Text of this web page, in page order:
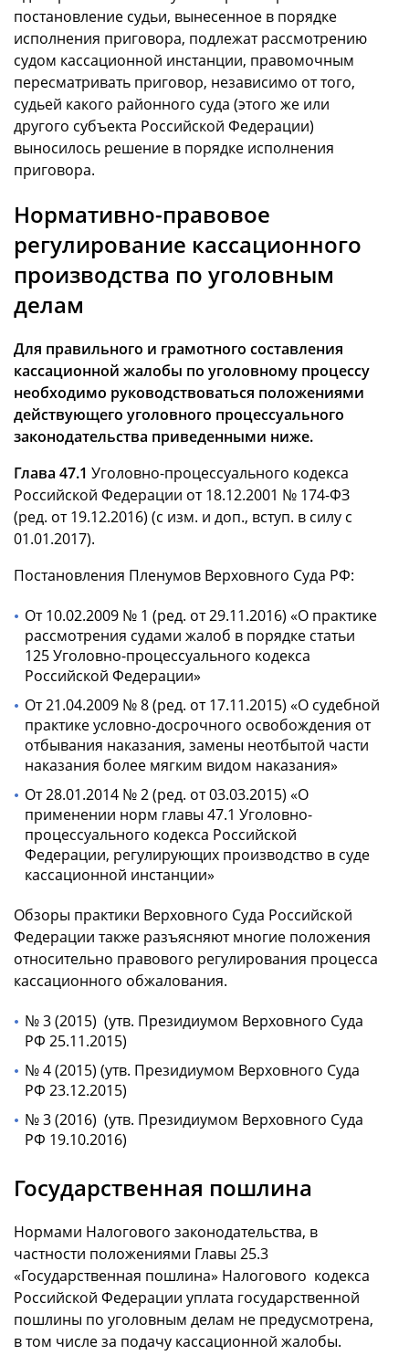
постановление судьи, вынесенное в порядке
исполнения приговора, подлежат рассмотрению
судом кассационной инстанции, правомочным
пересматривать приговор, независимо от того,
судьей какого районного суда (этого же или
другого субъекта Российской Федерации)
выносилось решение в порядке исполнения
приговора.
Нормативно-правовое
регулирование кассационного
производства по уголовным
делам
Для правильного и грамотного составления
кассационной жалобы по уголовному процессу
необходимо руководствоваться положениями
действующего уголовного процессуального
законодательства приведенными ниже.
Глава 47.1 Уголовно-процессуального кодекса
Российской Федерации от 18.12.2001 № 174-ФЗ
(ред. от 19.12.2016) (с изм. и доп., вступ. в силу с
01.01.2017).
Постановления Пленумов Верховного Суда РФ:
От 10.02.2009 № 1 (ред. от 29.11.2016) «О практике
рассмотрения судами жалоб в порядке статьи
125 Уголовно-процессуального кодекса
Российской Федерации»
От 21.04.2009 № 8 (ред. от 17.11.2015) «О судебной
практике условно-досрочного освобождения от
отбывания наказания, замены неотбытой части
наказания более мягким видом наказания»
От 28.01.2014 № 2 (ред. от 03.03.2015) «О
применении норм главы 47.1 Уголовно-
процессуального кодекса Российской
Федерации, регулирующих производство в суде
кассационной инстанции»
Обзоры практики Верховного Суда Российской
Федерации также разъясняют многие положения
относительно правового регулирования процесса
кассационного обжалования.
№ 3 (2015) (утв. Президиумом Верховного Суда
РФ 25.11.2015)
№ 4 (2015) (утв. Президиумом Верховного Суда
РФ 23.12.2015)
№ 3 (2016) (утв. Президиумом Верховного Суда
РФ 19.10.2016)
Государственная пошлина
Нормами Налогового законодательства, в
частности положениями Главы 25.3
«Государственная пошлина» Налогового кодекса
Российской Федерации уплата государственной
пошлины по уголовным делам не предусмотрена,
в том числе за подачу кассационной жалобы.